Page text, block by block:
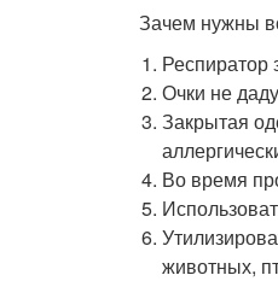
Зачем нужны
Респиратор
Очки не
Закрытая
Во время
животных,